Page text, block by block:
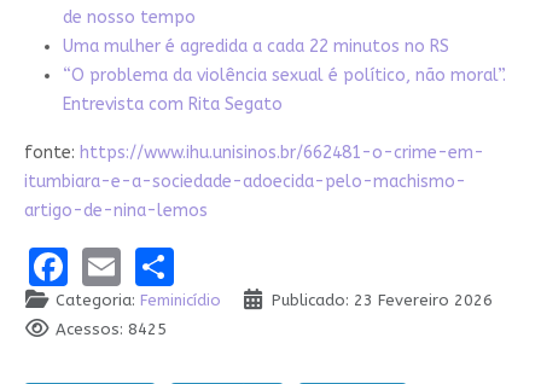
de nosso tempo
Uma mulher é agredida a cada 22 minutos no RS
“O problema da violência sexual é político, não moral”.
Entrevista com Rita Segato
fonte: https://www.ihu.unisinos.br/662481-o-crime-em-
itumbiara-e-a-sociedade-adoecida-pelo-machismo-
artigo-de-nina-lemos
Facebook
EmailShare
Categoria: Feminicídio
Publicado: 23 Fevereiro 2026
Acessos: 8425